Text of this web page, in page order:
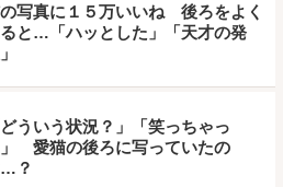
写真に１５万いいね 後ろをよく
ると…「ハッとした」「天才の発
どういう状況？」「笑っちゃっ
愛猫の後ろに写っていたの
？